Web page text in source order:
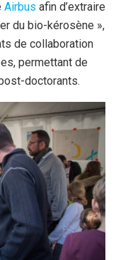
Airbus afin d’extraire
du bio-kérosène »,
de collaboration
permettant de
doctorants.